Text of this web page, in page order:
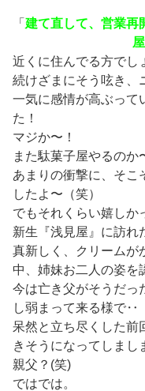
「 建て直して、営業再
近くに住んでる方でし
続けざまにそう呟き、
一気に感情が高ぶって
た！
マジか〜！
また駄菓子屋やるのか
あまりの衝撃に、そこ
したよ〜（笑）
でもそれくらい嬉しか
新生『浅見屋』に訪れ
真新しく、クリームが
中、姉妹お二人の姿を
今は亡き父がそうだっ
し弱まって来る様で‥
呆然と立ち尽くした前
きそうになってしまし
親父？(笑)
ではでは。